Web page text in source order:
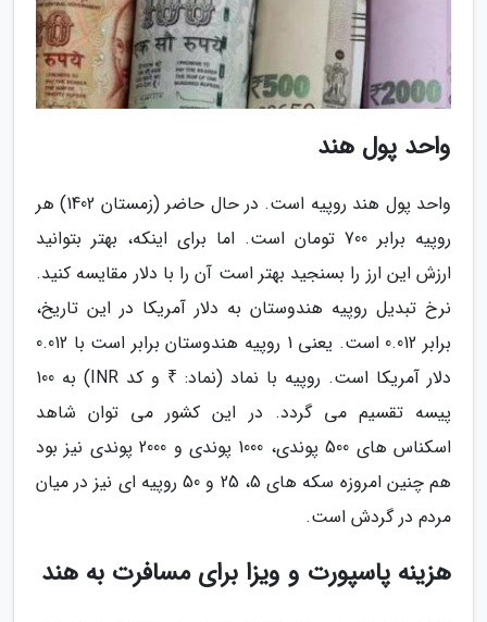
واحد پول هند
واحد پول هند روپیه است. در حال حاضر (زمستان 1402) هر
روپیه برابر 700 تومان است. اما برای اینکه، بهتر بتوانید
ارزش این ارز را بسنجید بهتر است آن را با دلار مقایسه کنید.
نرخ تبدیل روپیه هندوستان به دلار آمریکا در این تاریخ،
برابر 0.012 است. یعنی 1 روپیه هندوستان برابر است با 0.012
دلار آمریکا است. روپیه با نماد (نماد: ₹ و کد INR) به 100
پیسه تقسیم می گردد. در این کشور می توان شاهد
اسکناس های 500 پوندی، 1000 پوندی و 2000 پوندی نیز بود
هم چنین امروزه سکه های 5، 25 و 50 روپیه ای نیز در میان
مردم در گردش است.
هزینه پاسپورت و ویزا برای مسافرت به هند